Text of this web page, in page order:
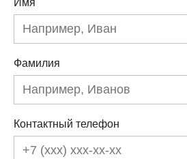
Имя
Фамилия
Контактный телефон